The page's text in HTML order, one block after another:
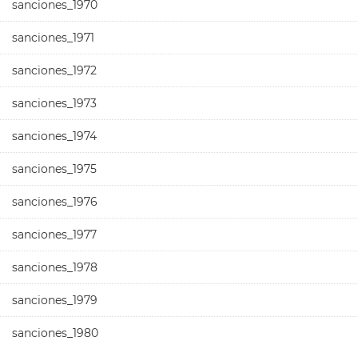
sanciones_1970
sanciones_1971
sanciones_1972
sanciones_1973
sanciones_1974
sanciones_1975
sanciones_1976
sanciones_1977
sanciones_1978
sanciones_1979
sanciones_1980